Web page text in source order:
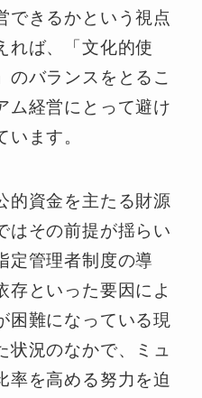
できるかという視点
れば、「文化的使
のバランスをとるこ
ム経営にとって避け
ます。
的資金を主たる財源
はその前提が揺らい
定管理者制度の導
存といった要因によ
困難になっている現
状況のなかで、ミュ
率を高める努力を迫